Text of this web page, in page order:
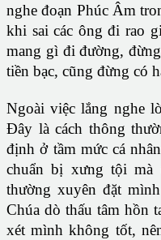
nghe đoạn Phúc Âm
khi sai các ông đi rao
mang gì đi đường,
tiền bạc, cũng đừng có
Ngoài việc lắng nghe
Đây là cách thông
định ở tầm mức cá
chuẩn bị xưng tội
thường xuyên đặt
Chúa dò thấu tâm hồn
xét mình không tốt,